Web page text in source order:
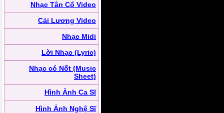
Nhạc Tân Cổ Video
Cải Lương Video
Nhạc Midi
Lời Nhạc (Lyric)
Nhạc có Nốt (Music
Sheet)
Hình Ảnh Ca Sĩ
Hình Ảnh Nghệ Sĩ